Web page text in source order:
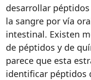
desarrollar
la sangre por vía
intestinal. Existen
de péptidos y de
parece que esta
identificar péptidos